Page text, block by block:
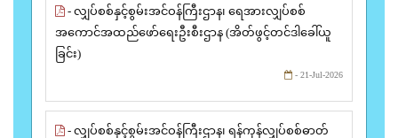
- လျှပ်စစ်နှင့်စွမ်းအင်ဝန်ကြီးဌာန၊ ရေအားလျှပ်စစ်
အကောင်အထည်ဖော်ရေးဦးစီးဌာန (အိတ်ဖွင့်တင်ဒါခေါ်ယူ
ခြင်း)
- 21-Jul-2026
- လျှပ်စစ်နှင့်စွမ်းအင်ဝန်ကြီးဌာန၊ ရန်ကုန်လျှပ်စစ်ဓာတ်